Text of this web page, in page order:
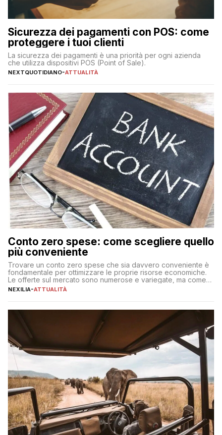
Sicurezza dei pagamenti con POS: come
proteggere i tuoi clienti
La sicurezza dei pagamenti è una priorità per ogni azienda
che utilizza dispositivi POS (Point of Sale).
NEXTQUOTIDIANO-ATTUALITÀ
Conto zero spese: come scegliere quello
più conveniente
Trovare un conto zero spese che sia davvero conveniente è
fondamentale per ottimizzare le proprie risorse economiche.
Le offerte sul mercato sono numerose e variegate, ma come
individuare quella più adatta alle proprie esigenze senza
sul […]
NEXILIA-ATTUALITÀ